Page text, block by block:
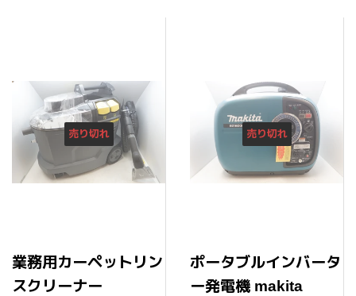
売り切れ
業務用カーペットリン
スクリーナー
売り切れ
ポータブルインバータ
ー発電機 makita